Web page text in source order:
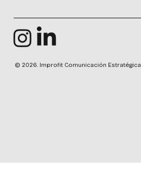
© 2026. Improfit Comunicación Estratégica.